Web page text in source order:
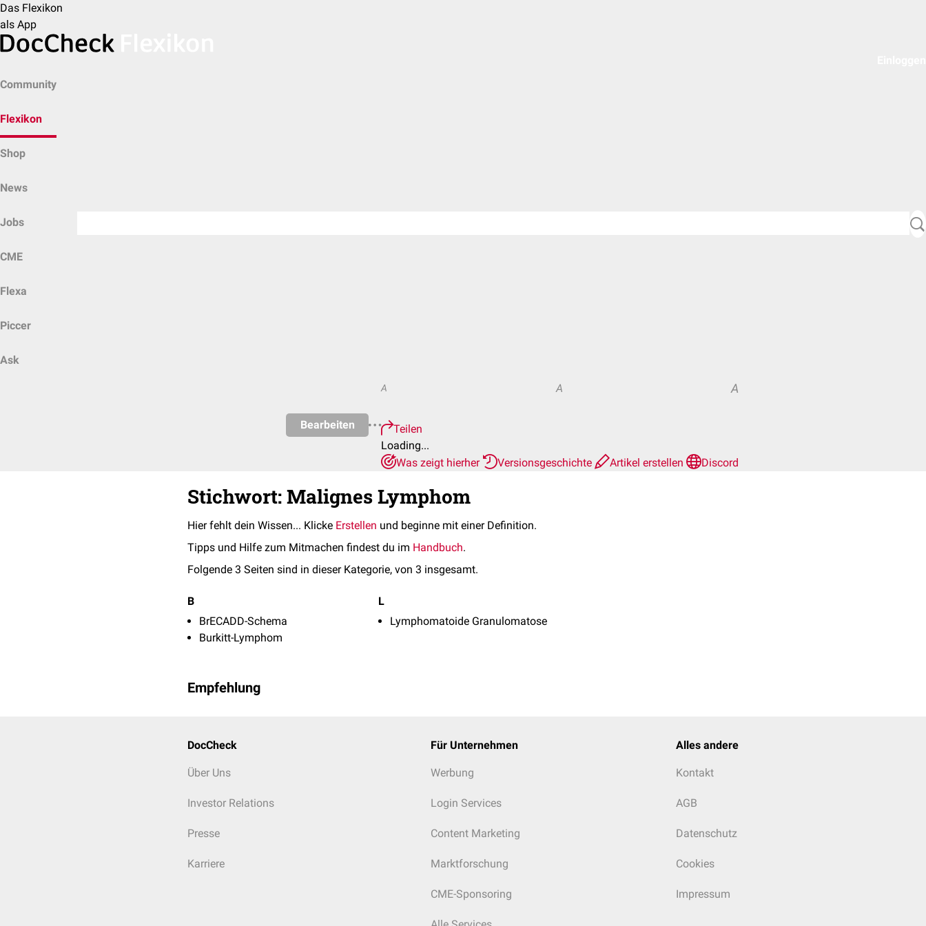
Das Flexikon
als App
Community
Flexikon
Shop
News
Jobs
CME
Flexa
Piccer
Ask
Bearbeiten
A A A
Teilen
Loading...
Was zeigt hierher
Versionsgeschichte Artikel erstellen Discord
Stichwort: Malignes Lymphom
Hier fehlt dein Wissen... Klicke Erstellen und beginne mit einer Definition.
Tipps und Hilfe zum Mitmachen findest du im Handbuch.
Folgende 3 Seiten sind in dieser Kategorie, von 3 insgesamt.
B
BrECADD-Schema
Burkitt-Lymphom
L
Lymphomatoide Granulomatose
Empfehlung
DocCheck
Über Uns
Investor Relations
Presse
Karriere
Für Unternehmen
Werbung
Login Services
Content Marketing
Marktforschung
CME-Sponsoring
Alles andere
Kontakt
AGB
Datenschutz
Cookies
Impressum